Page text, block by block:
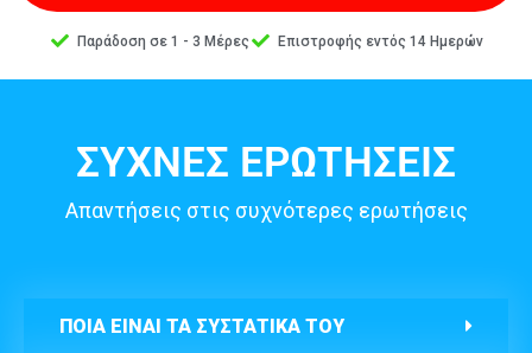
Παράδοση σε 1 - 3 Μέρες Επιστροφής εντός 14 Ημερών
ΣΥΧΝΕΣ ΕΡΩΤΗΣΕΙΣ
Απαντήσεις στις συχνότερες ερωτήσεις
ΠΟΙΑ ΕΊΝΑΙ ΤΑ ΣΥΣΤΑΤΙΚΆ ΤΟΥ